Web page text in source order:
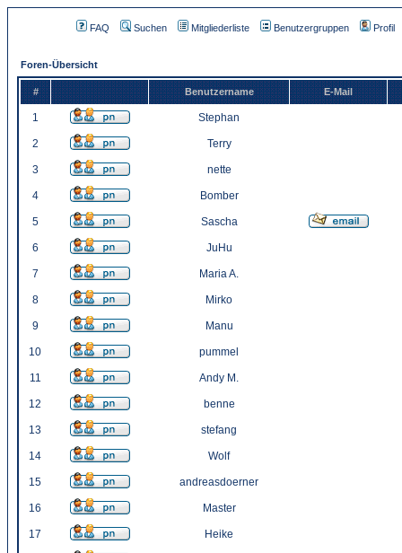
FAQ Suchen Mitgliederliste Benutzergruppen Profil
Foren-Übersicht
# Benutzername E-Mail
1 Stephan
2 Terry
3 nette
4 Bomber
5 Sascha
6 JuHu
7 Maria A.
8 Mirko
9 Manu
10 pummel
11 Andy M.
12 benne
13 stefang
14 Wolf
15 andreasdoerner
16 Master
17 Heike